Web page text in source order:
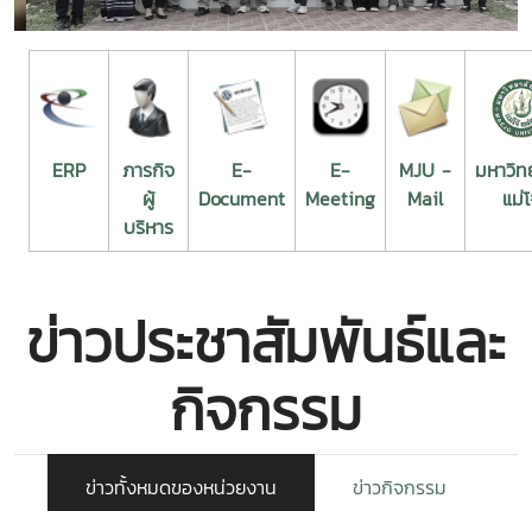
ERP
ภารกิจ
ผู้
บริหาร
E-
Document
E-
Meeting
MJU -
Mail
มหาวิ
แม่
ข่าวประชาสัมพันธ์และ
กิจกรรม
ข่าวทั้งหมดของหน่วยงาน ข่าวกิจกรรม